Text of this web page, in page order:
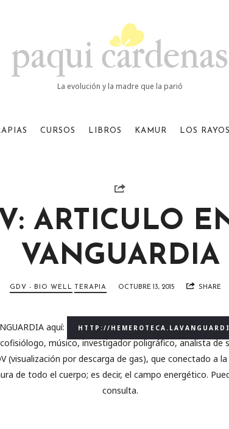
Paqui
Cardenas
La evolución y la madre que la parió
CURSOS LIBROS KAMUR LOS RAYOS
ARTICULO
VANGUARDIA
GDV - BIO WELL TERAPIA OCTUBRE 13, 2015 SHARE
aquí: HTTP://
músico, investigador poligráfico, analista de
(visualización por descarga de gas), que conectado a
de todo el cuerpo; es decir, el campo energético.
consulta.